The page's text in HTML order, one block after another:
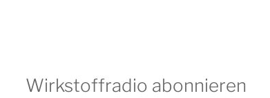
Wirkstoffradio abonnieren